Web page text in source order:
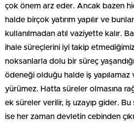
çok önem arz eder. Ancak bazen
halde birçok yatırım yapılır ve
kullanılmadan atıl vaziyette kalır.
ihale süreçlerini iyi takip
noksanlarla dolu bir süreç
ödeneği olduğu halde iş yapılamaz
yürümez. Hatta süreler olmasına
ek süreler verilir, iş uzayıp gider.
ise her zaman devletin cebinden